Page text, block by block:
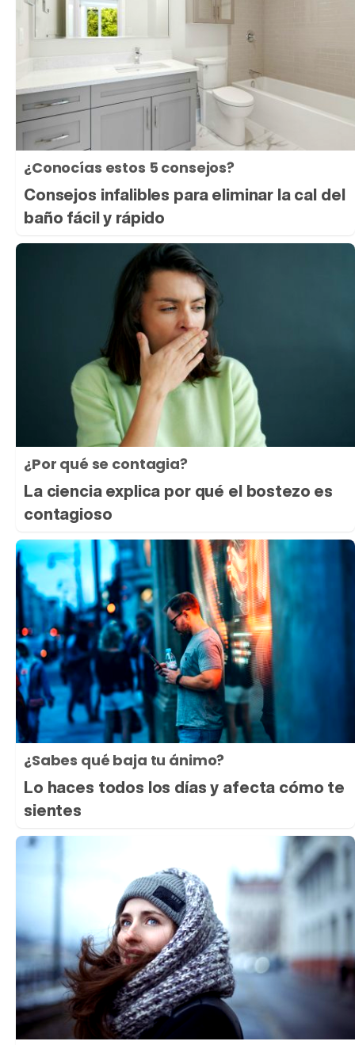
¿Conocías estos 5 consejos?
Consejos infalibles para eliminar la cal del
baño fácil y rápido
¿Por qué se contagia?
La ciencia explica por qué el bostezo es
contagioso
¿Sabes qué baja tu ánimo?
Lo haces todos los días y afecta cómo te
sientes